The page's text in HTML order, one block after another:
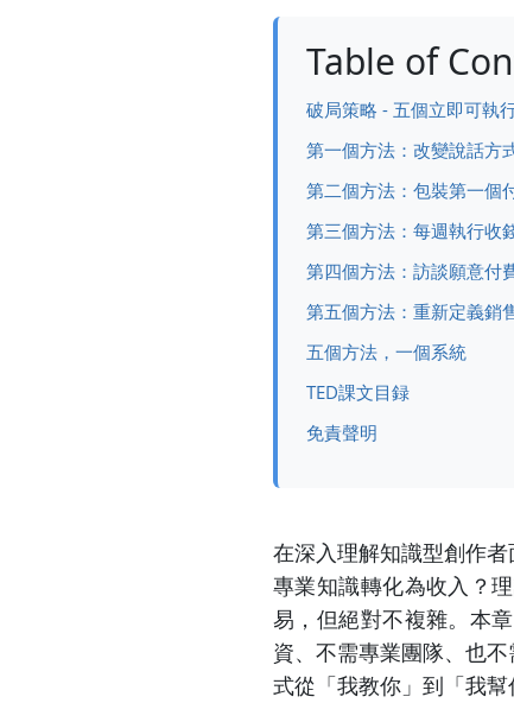
Table of
破局策略 - 五個立即可執
第一個方法：改變說話方
第二個方法：包裝第一
第三個方法：每週執行
第四個方法：訪談願意
第五個方法：重新定義
五個方法，一個系統
TED課文目録
免責聲明
在深入理解知識型創作
專業知識轉化為收入？
易，但絕對不複雜。本
資、不需專業團隊、也
式從「我教你」到「我